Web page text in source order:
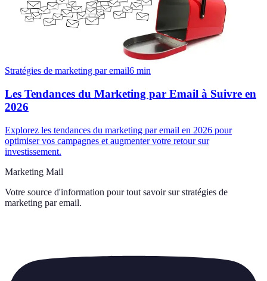
Stratégies de marketing par email6 min
Les Tendances du Marketing par Email à Suivre en
2026
Explorez les tendances du marketing par email en 2026 pour
optimiser vos campagnes et augmenter votre retour sur
investissement.
Marketing Mail
Votre source d'information pour tout savoir sur stratégies de
marketing par email.